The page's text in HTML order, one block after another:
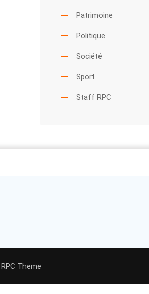
Patrimoine
Politique
Société
Sport
Staff RPC
RPC Theme